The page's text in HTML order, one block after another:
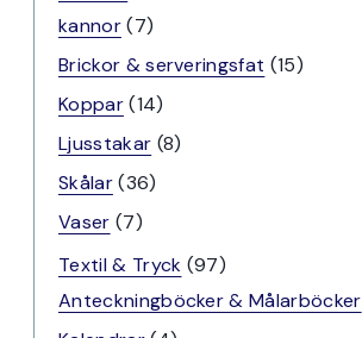
kannor 77
produkter
Brickor & serveringsfat 1515
Koppar 1414
produkter
Ljusstakar 88
Skålar 3636
Vaser 77
produkter
Textil & Tryck 9797
produkter
Anteckningböcker & Målarböcker